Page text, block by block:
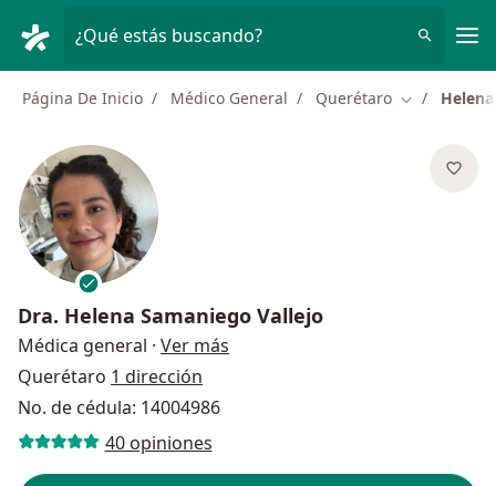
¿Qué estás buscando?
Página De Inicio Médico General Querétaro Cambiar de
Dra. Helena Samaniego Vallejo
Médica general · Ver más
Querétaro 1 dirección
No. de cédula: 14004986
40 opiniones